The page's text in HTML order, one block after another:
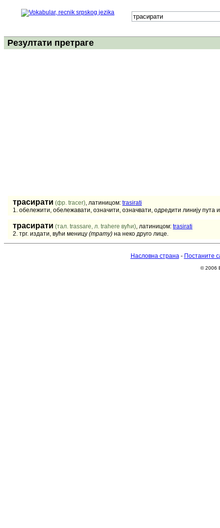
Резултати претраге
трасирати (фр. tracer), латиницом: trasirati
1. обележити, обележавати, означити, означвати, одредити линију пута
трасирати (тал. trassare, л. trahere вући), латиницом: trasirati
2. трг. издати, вући меницу (трату) на неко друго лице.
Насловна страна- Постаните
© 2006